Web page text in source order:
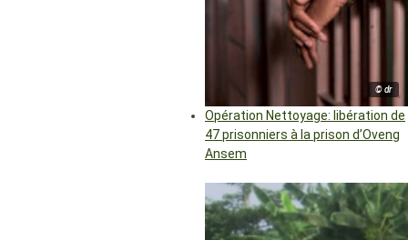
© dr
Opération Nettoyage: libération de
47 prisonniers à la prison d’Oveng
Ansem